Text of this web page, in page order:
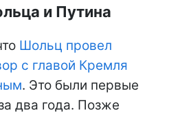
и Путина
Шольц провел
с главой Кремля
. Это были первые
два года. Позже